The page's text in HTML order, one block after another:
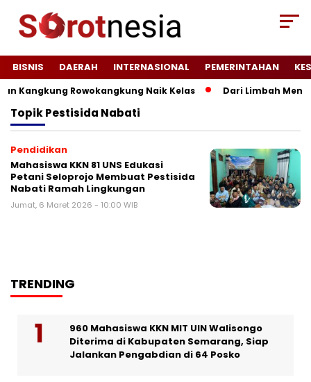
BISNIS DAERAH INTERNASIONAL PEMERINTAHAN
Kangkung Rowokangkung Naik Kelas Dari Limbah
TopikPestisida Nabati
Pendidikan
Mahasiswa KKN 81 UNS Edukasi
Petani Seloprojo Membuat Pestisida
Nabati Ramah Lingkungan
Jumat, 6 Maret 2026 - 10:00 WIB
TRENDING
960 Mahasiswa KKN MIT UIN Walisongo
Diterima di Kabupaten Semarang, Siap
Jalankan Pengabdian di 64 Posko